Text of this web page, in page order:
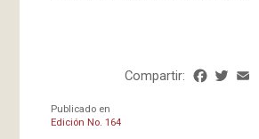
Compartir: Facebook
Twitter
Publicado en
Edición No. 164